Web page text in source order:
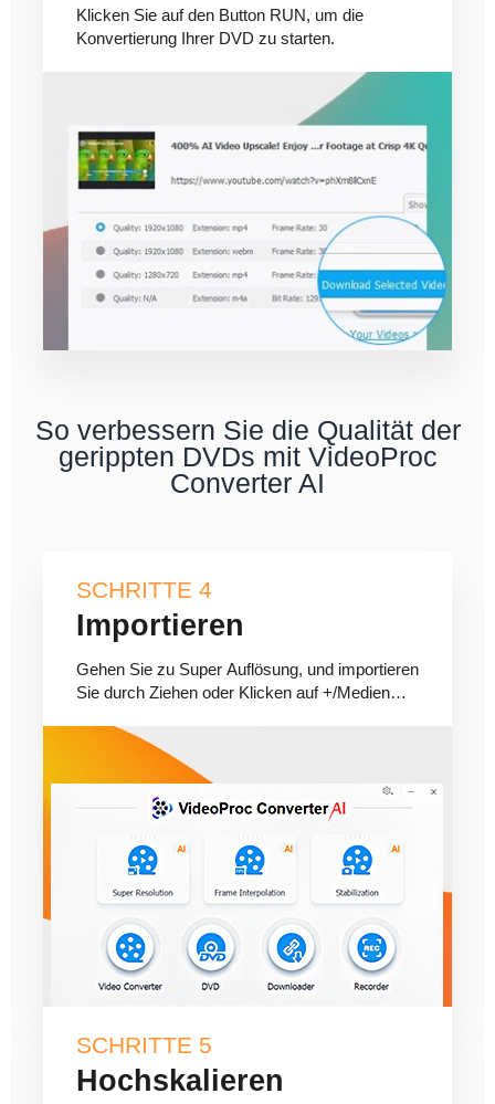
Klicken Sie auf den Button RUN, um die
Konvertierung Ihrer DVD zu starten.
So verbessern Sie die Qualität der
gerippten DVDs mit VideoProc
Converter AI
SCHRITTE 4
Importieren
Gehen Sie zu Super Auflösung, und importieren
Sie durch Ziehen oder Klicken auf +/Medien
SCHRITTE 5
Hochskalieren